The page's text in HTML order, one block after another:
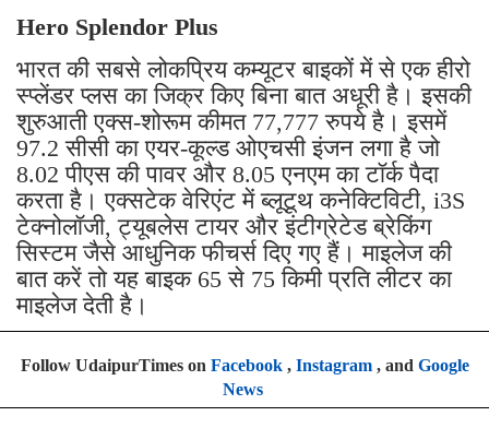
Hero Splendor Plus
भारत की सबसे लोकप्रिय कम्यूटर बाइकों में से एक हीरो
स्प्लेंडर प्लस का जिक्र किए बिना बात अधूरी है। इसकी
शुरुआती एक्स-शोरूम कीमत 77,777 रुपये है। इसमें
97.2 सीसी का एयर-कूल्ड ओएचसी इंजन लगा है जो
8.02 पीएस की पावर और 8.05 एनएम का टॉर्क पैदा
करता है। एक्सटेक वेरिएंट में ब्लूटूथ कनेक्टिविटी, i3S
टेक्नोलॉजी, ट्यूबलेस टायर और इंटीग्रेटेड ब्रेकिंग
सिस्टम जैसे आधुनिक फीचर्स दिए गए हैं। माइलेज की
बात करें तो यह बाइक 65 से 75 किमी प्रति लीटर का
माइलेज देती है।
Follow UdaipurTimes on Facebook, Instagram, and Google
News